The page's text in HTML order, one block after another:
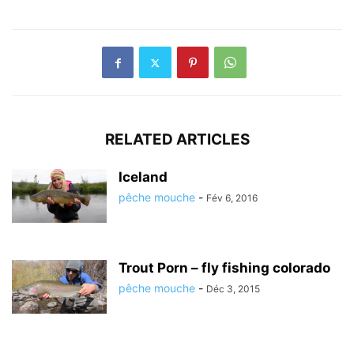
RELATED ARTICLES
Iceland
pêche mouche - Fév 6, 2016
Trout Porn – fly fishing colorado
pêche mouche - Déc 3, 2015